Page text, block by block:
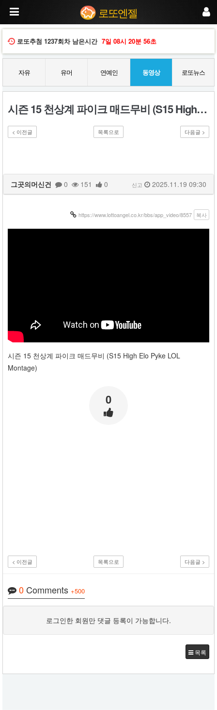
5
계
매
로또엔젤
로또추첨 1237회차남은시간 7일 08시 20분 55초
자유 유머 연예인 동영상 로또뉴스
시즌 15 천상계 파이크 매드무비 (S15 High Elo Pyke LOL Montage)
< 이전글 목록으로 다음글 >
그곳의머신건 0 151 0 신고 2025.11.19 09:30
https://www.lottoangel.co.kr/bbs/app_video/8557 복사
시즌 15 천상계 파이크 매드무비 (S15 High Elo Pyke LOL
Montage)
0
< 이전글 목록으로 다음글 >
0 Comments +500
로그인한 회원만 댓글 등록이 가능합니다.
목록